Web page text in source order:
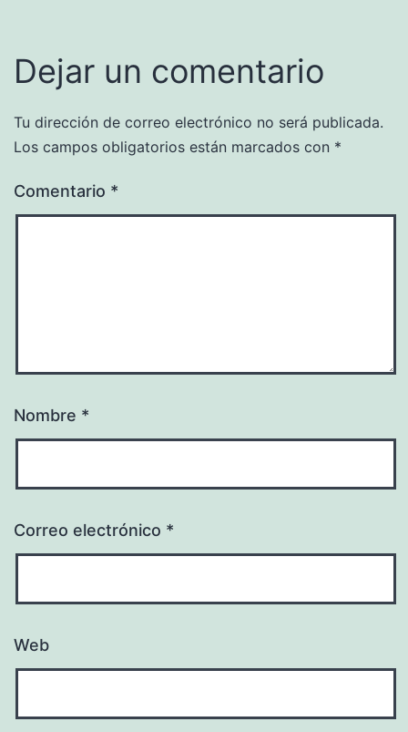
Dejar un comentario
Tu dirección de correo electrónico no será publicada.
Los campos obligatorios están marcados con *
Comentario *
Nombre *
Correo electrónico *
Web